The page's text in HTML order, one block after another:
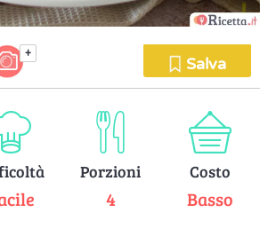
+
Salva
Porzioni
4
Costo
Basso